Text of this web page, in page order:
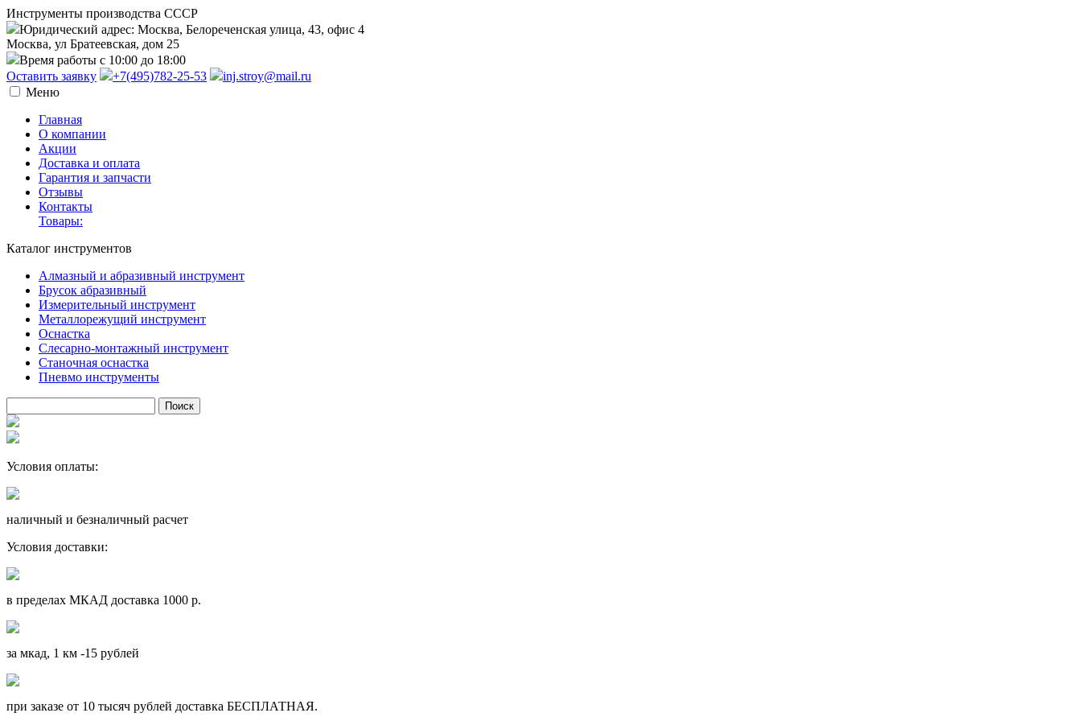
Инструменты производства СССР
Юридический адрес: Москва, Белореченская улица, 43, офис 4
Москва, ул Братеевская, дом 25
Время работы с 10:00 до 18:00
Оставить заявку
+7(495)782-25-53
inj.stroy@mail.ru
Меню
Главная
О компании
Акции
Доставка и оплата
Гарантия и запчасти
Отзывы
Контакты
Товары:
Каталог инструментов
Алмазный и абразивный инструмент
Брусок абразивный
Измерительный инструмент
Металлорежущий инструмент
Оснастка
Слесарно-монтажный инструмент
Станочная оснастка
Пневмо инструменты
Условия оплаты:
наличный и безналичный расчет
Условия доставки:
в пределах МКАД доставка 1000 р.
за мкад, 1 км -15 рублей
при заказе от 10 тысяч рублей доставка БЕСПЛАТНАЯ.